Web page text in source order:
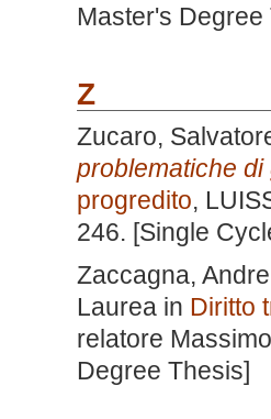
Master's Degree
Z
Zucaro,
problematiche
progredito,
246. [Single
Zaccagna,
Laurea in Diritto
relatore
Degree Thesis]